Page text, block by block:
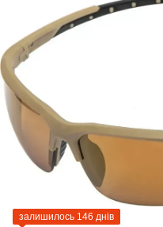
залишилось 146 днів